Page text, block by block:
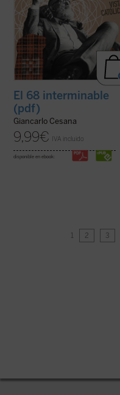
El 68 interminable
(pdf)
Giancarlo Cesana
9,99€ IVA incluido
disponible en ebook:
1 2 3